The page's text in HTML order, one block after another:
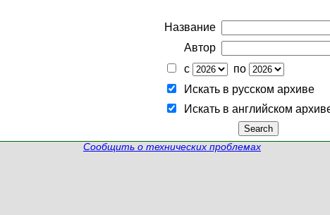
Название
Автор
с
по
Искать в русском архиве
Искать в английском
Сообщить о технических проблемах